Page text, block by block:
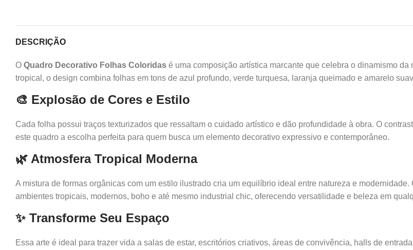
DESCRIÇÃO
O Quadro Decorativo Folhas Coloridas é uma composição artística marcante que celebra o dinamismo
tropical, o design combina folhas em tons de azul profundo, verde turquesa, laranja queimado e amarelo
🎨 Explosão de Cores e Estilo
Cada folha possui traços texturizados que ressaltam o cuidado artístico e dão profundidade à obra. O
este quadro a escolha perfeita para quem busca um elemento decorativo expressivo e contemporâneo.
🌿 Atmosfera Tropical Moderna
A mistura de formas orgânicas com um estilo ilustrado cria um equilíbrio ideal entre natureza e modernidade.
ambientes tropicais, modernos, boho e até mesmo industrial chic, oferecendo versatilidade e beleza em
✨ Transforme Seu Espaço
Essa arte é ideal para trazer vida a salas de estar, escritórios criativos, áreas de convivência, halls de